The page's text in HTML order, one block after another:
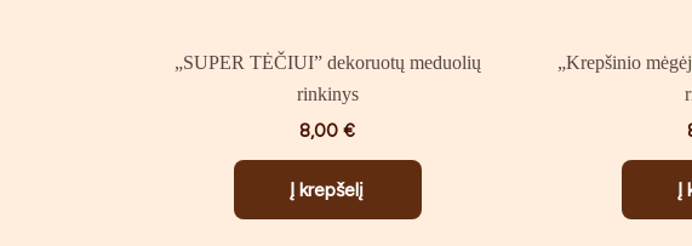
„SUPER TĖČIUI” dekoruotų meduolių
rinkinys
8,00 €
Į krepšelį
„Krepšinio
Į